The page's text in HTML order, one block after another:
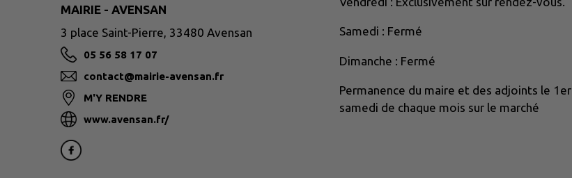
MAIRIE - AVENSAN
3 place Saint-Pierre, 33480 Avensan
05 56 58 17 07
contact@mairie-avensan.fr
M'Y RENDRE
www.avensan.fr/
Samedi : Fermé
Dimanche : Fermé
Permanence du maire et des adjoints le 1er
samedi de chaque mois sur le marché